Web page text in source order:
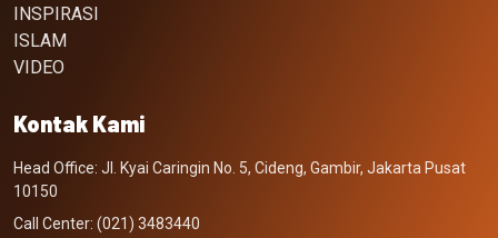
INSPIRASI
ISLAM
VIDEO
Kontak Kami
Head Office: Jl. Kyai Caringin No. 5, Cideng, Gambir, Jakarta Pusat
10150
Call Center: (021) 3483440